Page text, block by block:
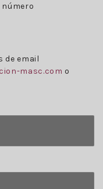
de email
masc.com o